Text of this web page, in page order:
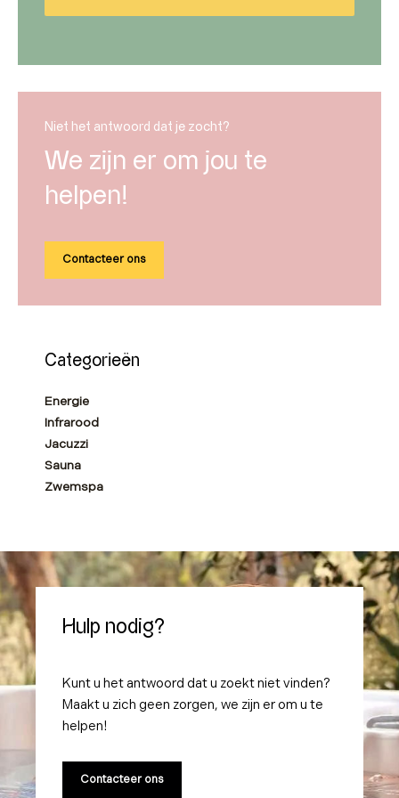
Niet het antwoord dat je zocht?
We zijn er om jou te
helpen!
Contacteer ons
Categorieën
Energie
Infrarood
Jacuzzi
Sauna
Zwemspa
Hulp nodig?
Kunt u het antwoord dat u zoekt niet vinden?
Maakt u zich geen zorgen, we zijn er om u te
helpen!
Contacteer ons